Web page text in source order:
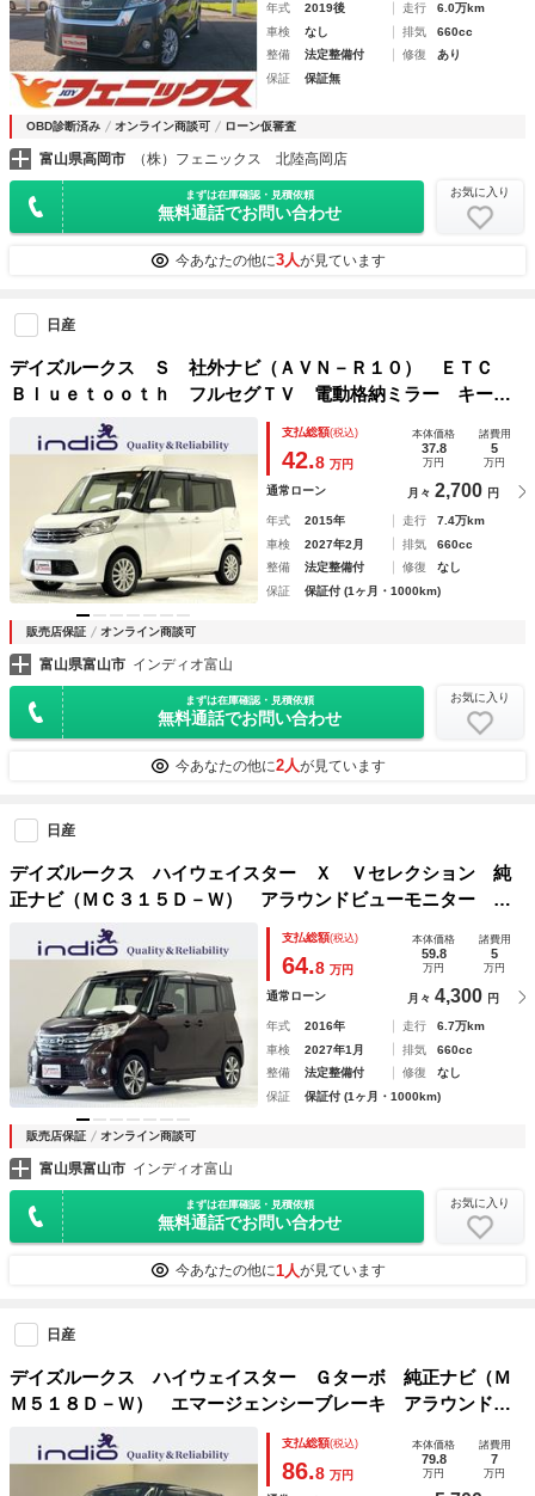
年式 2019後 走行
6.0万km
車検
なし 排気
660cc
整備
法定整備付 修復
あり
保証
保証無
OBD診断済み オンライン商談可 ローン仮審査
富山県高岡市 （株）フェニックス 北陸高岡店
まずは在庫確認・見積依頼
無料通話でお問い合わせ
お気に入り
今あなたの他に3人が見ています
日産
デイズルークス Ｓ 社外ナビ（ＡＶＮ－Ｒ１０） ＥＴＣ
Ｂｌｕｅｔｏｏｔｈ フルセグＴＶ 電動格納ミラー キーレ
スエントリー スペアキー
支払総額(税込)
42.8 万円
本体価格
37.8
万円
諸費用
5
万円
通常ローン 月々 2,700 円
年式 2015年 走行
7.4万km
車検
2027年2月 排気
660cc
整備
法定整備付 修復
なし
保証
保証付 (1ヶ月・1000km)
販売店保証 オンライン商談可
富山県富山市 インディオ富山
まずは在庫確認・見積依頼
無料通話でお問い合わせ
お気に入り
今あなたの他に2人が見ています
日産
デイズルークス ハイウェイスター Ｘ Ｖセレクション 純
正ナビ（ＭＣ３１５Ｄ－Ｗ） アラウンドビューモニター エ
マージェンシーブレーキ ＥＴＣ 両側パワースライドドア
後席シートバックテーブル スペアキー スマートキー
支払総額(税込)
64.8 万円
本体価格
59.8
万円
諸費用
5
万円
通常ローン 月々 4,300 円
年式 2016年 走行
6.7万km
車検
2027年1月 排気
660cc
整備
法定整備付 修復
なし
保証
保証付 (1ヶ月・1000km)
販売店保証 オンライン商談可
富山県富山市 インディオ富山
まずは在庫確認・見積依頼
無料通話でお問い合わせ
お気に入り
今あなたの他に1人が見ています
日産
デイズルークス ハイウェイスター Ｇターボ 純正ナビ（Ｍ
Ｍ５１８Ｄ－Ｗ） エマージェンシーブレーキ アラウンドビ
ューモニター ＥＴＣ 後席シートバックテーブル ＬＥＤヘ
ッドライト レーンアシスト 純正アルミホイール 両側パワ
ースライドドア
支払総額(税込)
86.8 万円
本体価格
79.8
万円
諸費用
7
万円